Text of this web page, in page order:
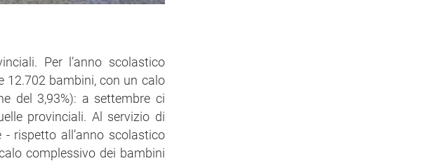
Per l’anno scolastico
12.702 bambini, con un calo
del 3,93%): a settembre ci
provinciali. Al servizio di
rispetto all’anno scolastico
complessivo dei bambini